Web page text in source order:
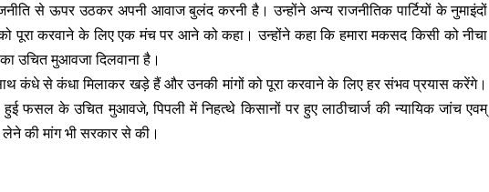
से ऊपर उठकर अपनी आवाज बुलंद करनी है। उन्होंने अन्य राजनीतिक पार्टियों के नुमाइंदों
पूरा करवाने के लिए एक मंच पर आने को कहा। उन्होंने कहा कि हमारा मकसद किसी को नीचा
उचित मुआवजा दिलवाना है।
कंधे से कंधा मिलाकर खड़े हैं और उनकी मांगों को पूरा करवाने के लिए हर संभव प्रयास करेंगे।
फसल के उचित मुआवजे, पिपली में निहत्थे किसानों पर हुए लाठीचार्ज की न्यायिक जांच एवम्
लेने की मांग भी सरकार से की।